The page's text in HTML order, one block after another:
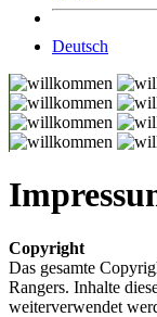
Deutsch
Copyright
Das gesamte
Rangers. Inhalte
weiterverwendet